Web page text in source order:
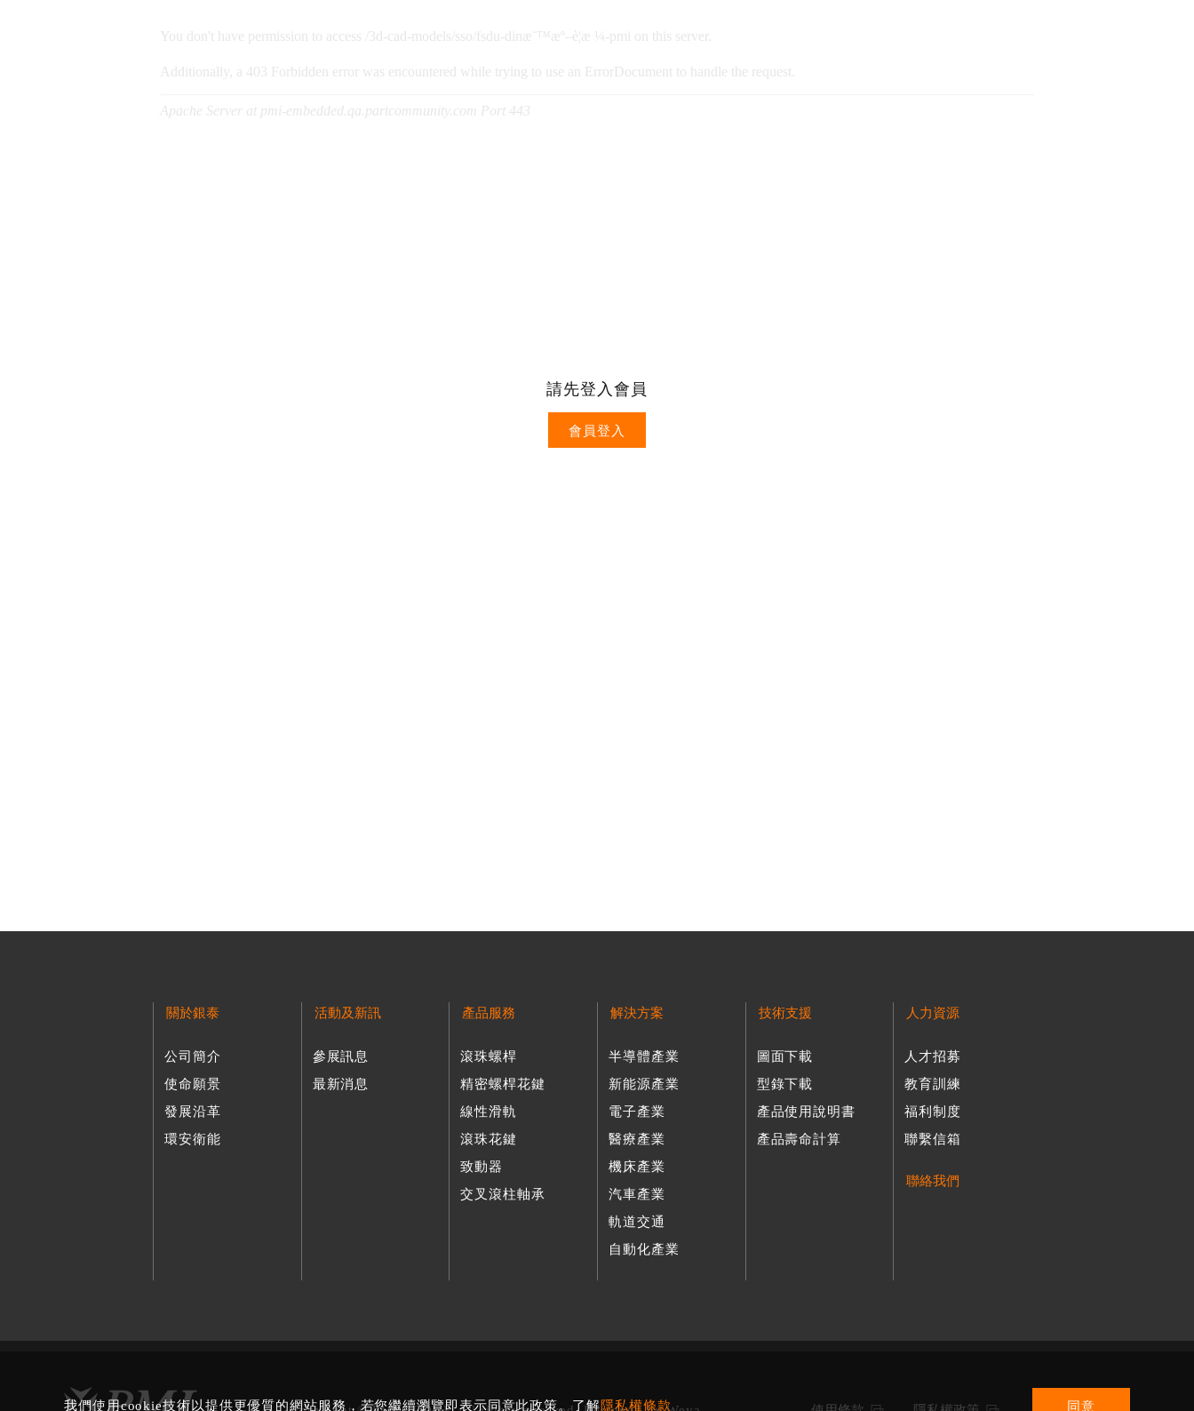
請先登入會員
會員登入
關於銀泰
公司簡介
使命願景
發展沿革
環安衛能
活動及新訊
參展訊息
最新消息
產品服務
滾珠螺桿
精密螺桿花鍵
線性滑軌
滾珠花鍵
致動器
交叉滾柱軸承
解決方案
半導體產業
新能源產業
電子產業
醫療產業
機床產業
汽車產業
軌道交通
自動化產業
技術支援
圖面下載
型錄下載
產品使用說明書
產品壽命計算
人力資源
人才招募
教育訓練
福利制度
聯繫信箱
聯絡我們
我們使用cookie技術以提供更優質的網站服務，若您繼續瀏覽即表示同意此政策。了解隱私權條款 同意